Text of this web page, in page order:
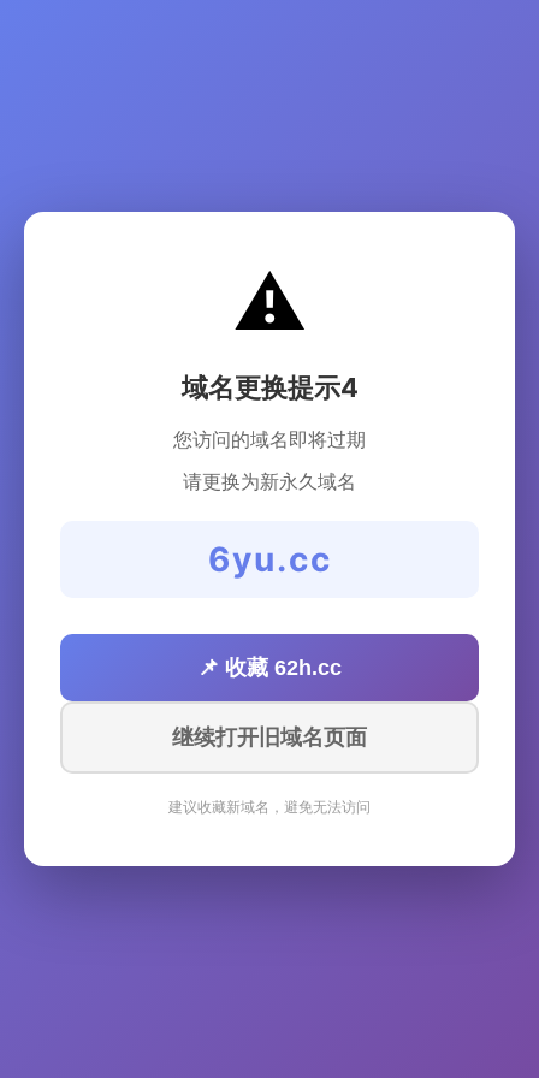
⚠️
域名更换提示4
您访问的域名即将过期
请更换为新永久域名
6yu.cc
📌 收藏 62h.cc
继续打开旧域名页面
建议收藏新域名，避免无法访问